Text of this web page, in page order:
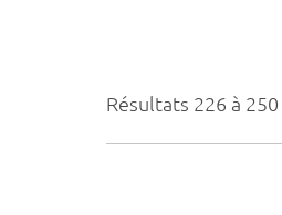
Résultats 226 à